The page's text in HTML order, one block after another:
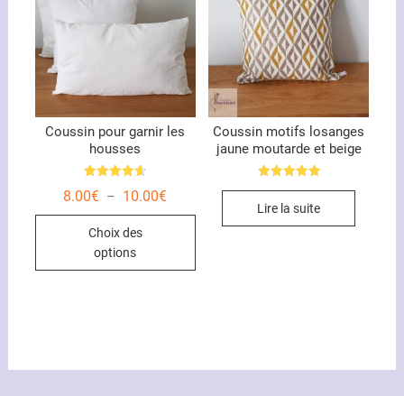
Coussin pour garnir les
housses
4.67
8.00€ – 10.00€Plage
Choix des
options
Ce
peuvent
Coussin motifs losanges
jaune moutarde et beige
sur 5
Lire la suite